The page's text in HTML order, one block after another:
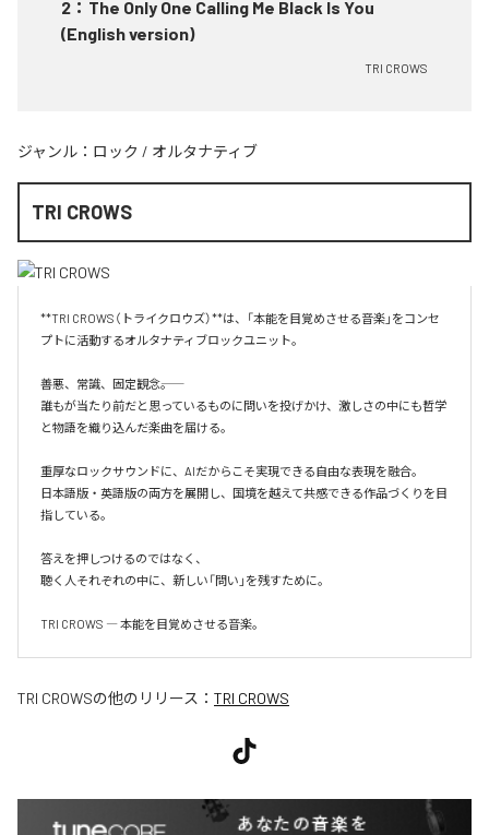
2 ： The Only One Calling Me Black Is You
(English version)
TRI CROWS
ジャンル： ロック / オルタナティブ
TRI CROWS
**TRI CROWS（トライクロウズ）**は、「本能を目覚めさせる音楽」をコンセ
プトに活動するオルタナティブロックユニット。
善悪、常識、固定観念――。
誰もが当たり前だと思っているものに問いを投げかけ、激しさの中にも哲学
と物語を織り込んだ楽曲を届ける。
重厚なロックサウンドに、AIだからこそ実現できる自由な表現を融合。
日本語版・英語版の両方を展開し、国境を越えて共感できる作品づくりを目
指している。
答えを押しつけるのではなく、
聴く人それぞれの中に、新しい「問い」を残すために。
TRI CROWS ― 本能を目覚めさせる音楽。
TRI CROWSの他のリリース： TRI CROWS